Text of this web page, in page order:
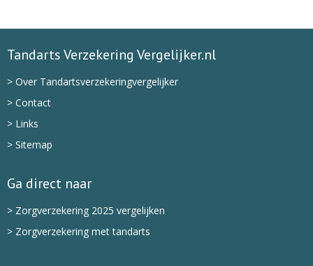
Tandarts Verzekering Vergelijker.nl
> Over Tandartsverzekeringvergelijker
> Contact
> Links
> Sitemap
Ga direct naar
> Zorgverzekering 2025 vergelijken
> Zorgverzekering met tandarts